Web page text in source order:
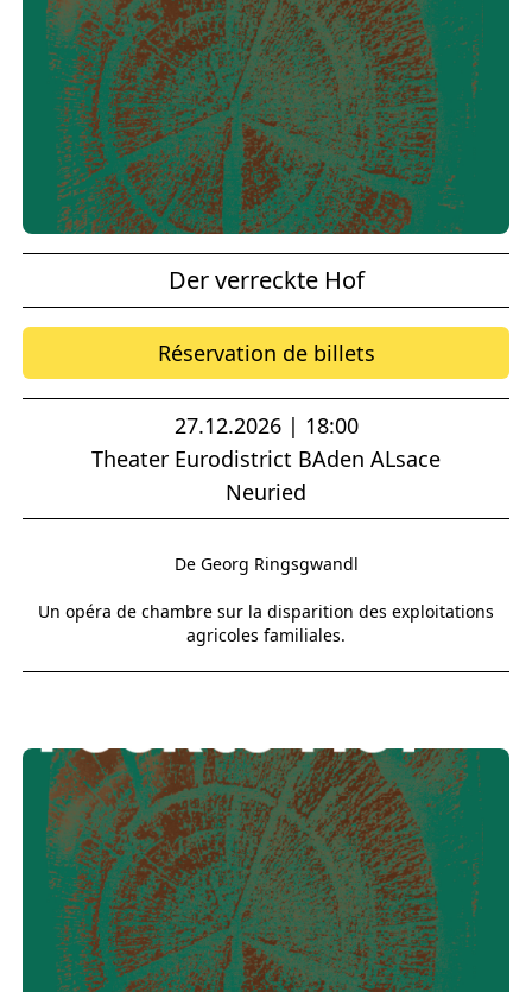
Der verreckte Hof
Réservation de billets
27.12.2026 | 18:00
Theater Eurodistrict BAden ALsace
Neuried
De Georg Ringsgwandl
Un opéra de chambre sur la disparition des exploitations
agricoles familiales.